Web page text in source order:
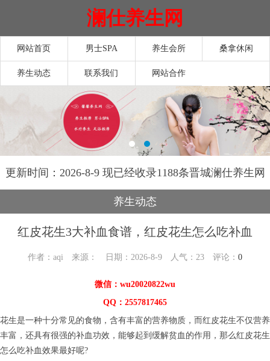
澜仕养生网
网站首页 男士SPA 养生会所 桑拿休闲
养生动态 联系我们 网站合作
更新时间：2026-8-9 现已经收录1188条晋城澜仕养生网
信息
养生动态
红皮花生3大补血食谱，红皮花生怎么吃补血
作者：aqi 来源： 日期：2026-8-9 人气： 23 评论： 0
微信：wu20020822wu
QQ：2557817465
花生是一种十分常见的食物，含有丰富的营养物质，而红皮花生不仅营养
丰富，还具有很强的补血功效，能够起到缓解贫血的作用，那么红皮花生
怎么吃补血效果最好呢?